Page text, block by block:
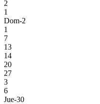
2
1
Dom-2
1
7
13
14
20
27
3
6
Jue-30